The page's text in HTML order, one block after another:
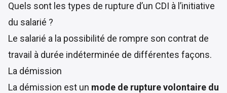
Quels sont les types de rupture d’un CDI à l’initiative
du salarié ?
Le salarié a la possibilité de rompre son contrat de
travail à durée indéterminée de différentes façons.
La démission
La démission est un mode de rupture volontaire du